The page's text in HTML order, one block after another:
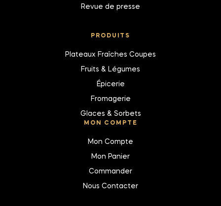
Revue de presse
PRODUITS
Plateaux Fraîches Coupes
Fruits & Légumes
Épicerie
Fromagerie
Glaces & Sorbets
MON COMPTE
Mon Compte
Mon Panier
Commander
Nous Contacter